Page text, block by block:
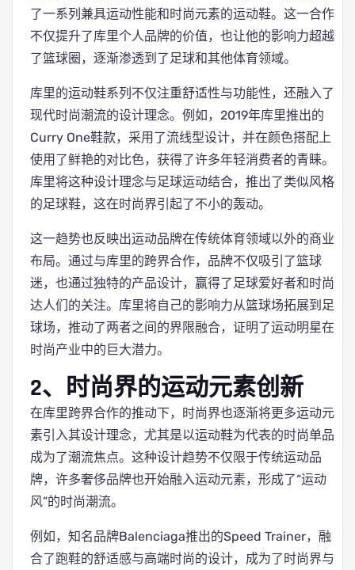
了一系列兼具运动性能和时尚元素的运动鞋。这一合作
不仅提升了库里个人品牌的价值，也让他的影响力超越
了篮球圈，逐渐渗透到了足球和其他体育领域。
库里的运动鞋系列不仅注重舒适性与功能性，还融入了
现代时尚潮流的设计理念。例如，2019年库里推出的
Curry One鞋款，采用了流线型设计，并在颜色搭配上
使用了鲜艳的对比色，获得了许多年轻消费者的青睐。
库里将这种设计理念与足球运动结合，推出了类似风格
的足球鞋，这在时尚界引起了不小的轰动。
这一趋势也反映出运动品牌在传统体育领域以外的商业
布局。通过与库里的跨界合作，品牌不仅吸引了篮球
迷，也通过独特的产品设计，赢得了足球爱好者和时尚
达人们的关注。库里将自己的影响力从篮球场拓展到足
球场，推动了两者之间的界限融合，证明了运动明星在
时尚产业中的巨大潜力。
2、时尚界的运动元素创新
在库里跨界合作的推动下，时尚界也逐渐将更多运动元
素引入其设计理念，尤其是以运动鞋为代表的时尚单品
成为了潮流焦点。这种设计趋势不仅限于传统运动品
牌，许多奢侈品牌也开始融入运动元素，形成了“运动
风”的时尚潮流。
例如，知名品牌Balenciaga推出的Speed Trainer，融
合了跑鞋的舒适感与高端时尚的设计，成为了时尚界与